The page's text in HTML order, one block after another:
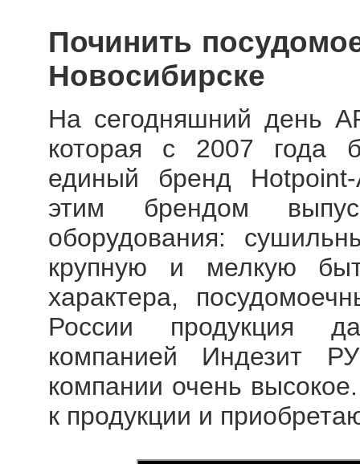
Починить
Новосибирске
На сегодняшний день
которая с 2007 года
единый бренд
этим брендом
оборудования:
крупную и мелкую
характера,
России продукция
компанией Индезит
компании очень
к продукции и